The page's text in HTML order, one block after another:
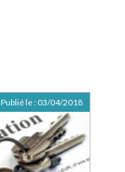
Publié le : 03/04/2018